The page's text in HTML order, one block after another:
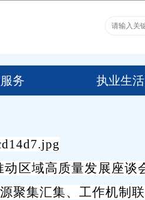
务 执业生活
区域高质量发展座谈
聚集汇集、工作机制